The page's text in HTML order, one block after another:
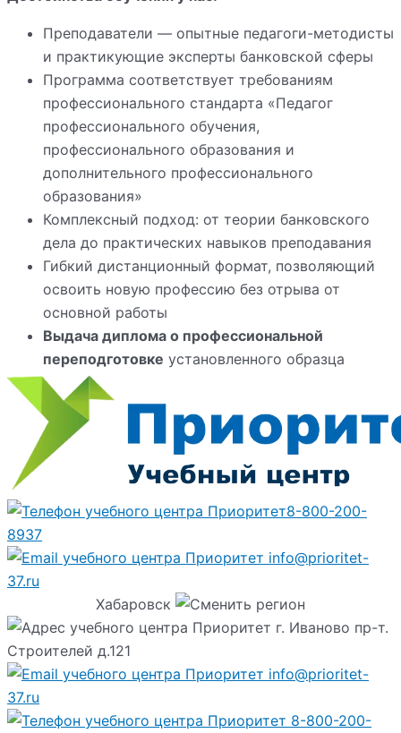
Преподаватели — опытные педагоги-методисты
и практикующие эксперты банковской сферы
Программа соответствует требованиям
профессионального стандарта «Педагог
профессионального обучения,
профессионального образования и
дополнительного профессионального
образования»
Комплексный подход: от теории банковского
дела до практических навыков преподавания
Гибкий дистанционный формат, позволяющий
освоить новую профессию без отрыва от
основной работы
Выдача диплома о профессиональной
переподготовке установленного образца
8-800-200-
8937
info@prioritet-
37.ru
Хабаровск
г. Иваново пр-т.
Строителей д.121
info@prioritet-
37.ru
8-800-200-